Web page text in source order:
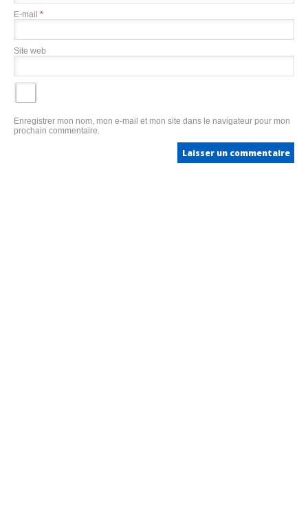
E-mail *
Site web
Enregistrer mon nom, mon e-mail et mon site dans le navigateur pour mon
prochain commentaire.